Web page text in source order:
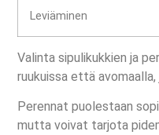
Leviäminen
Valinta sipulikukkien ja
ruukuissa että
Perennat puolestaan
mutta voivat tarjota